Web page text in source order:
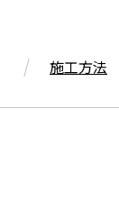
施工方法